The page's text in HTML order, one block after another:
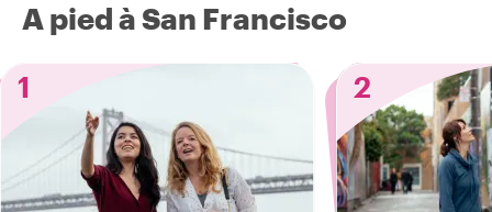
A pied à San Francisco
1
2